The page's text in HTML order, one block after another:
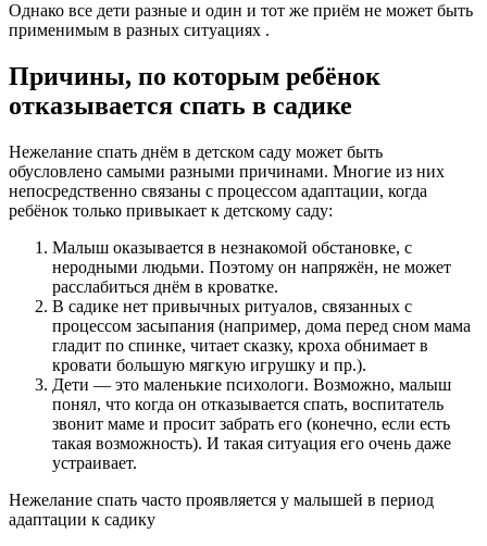
Однако все дети разные и один и тот же приём не может быть
применимым в разных ситуациях .
Причины, по которым ребёнок
отказывается спать в садике
Нежелание спать днём в детском саду может быть
обусловлено самыми разными причинами. Многие из них
непосредственно связаны с процессом адаптации, когда
ребёнок только привыкает к детскому саду:
Малыш оказывается в незнакомой обстановке, с
неродными людьми. Поэтому он напряжён, не может
расслабиться днём в кроватке.
В садике нет привычных ритуалов, связанных с
процессом засыпания (например, дома перед сном мама
гладит по спинке, читает сказку, кроха обнимает в
кровати большую мягкую игрушку и пр.).
Дети — это маленькие психологи. Возможно, малыш
понял, что когда он отказывается спать, воспитатель
звонит маме и просит забрать его (конечно, если есть
такая возможность). И такая ситуация его очень даже
устраивает.
Нежелание спать часто проявляется у малышей в период
адаптации к садику